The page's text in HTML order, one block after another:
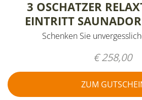
3 OSCHATZER
EINTRITT
Schenken Sie
€ 258,00
ZUM